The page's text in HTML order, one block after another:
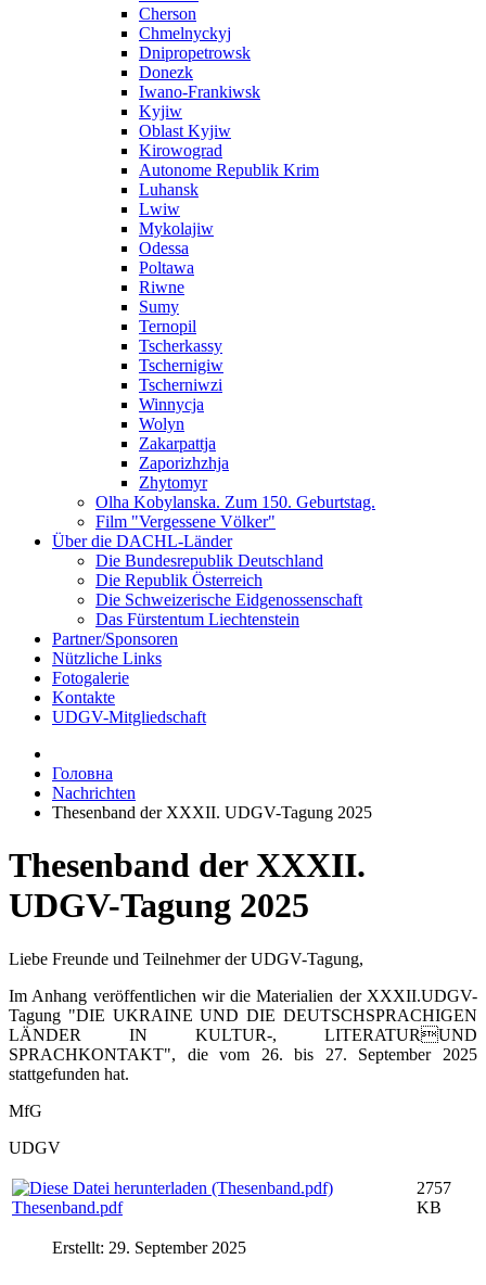
Cherson
Chmelnyckyj
Dnipropetrowsk
Donezk
Iwano-Frankiwsk
Kyjiw
Oblast Kyjiw
Kirowograd
Autonome Republik Krim
Luhansk
Lwiw
Mykolajiw
Odessa
Poltawa
Riwne
Sumy
Ternopil
Tscherkassy
Tschernigiw
Tscherniwzi
Winnycja
Wolyn
Zakarpattja
Zaporizhzhja
Zhytomyr
Olha Kobylanska. Zum 150. Geburtstag.
Film "Vergessene Völker"
Über die DACHL-Länder
Die Bundesrepublik Deutschland
Die Republik Österreich
Die Schweizerische Eidgenossenschaft
Das Fürstentum Liechtenstein
Partner/Sponsoren
Nützliche Links
Fotogalerie
Kontakte
UDGV-Mitgliedschaft
Головна
Nachrichten
Thesenband der ХXXІI. UDGV-Tagung 2025
Thesenband der ХXXІI.
UDGV-Tagung 2025
Liebe Freunde und Teilnehmer der UDGV-Tagung,
Im Anhang veröffentlichen wir die Materialien der XXXII.UDGV-
Tagung "DIE UKRAINE UND DIE DEUTSCHSPRACHIGEN
LÄNDER IN KULTUR-, LITERATURUND
SPRACHKONTAKT", die vom 26. bis 27. September 2025
stattgefunden hat.
MfG
UDGV
Thesenband.pdf
2757
KB
Erstellt: 29. September 2025